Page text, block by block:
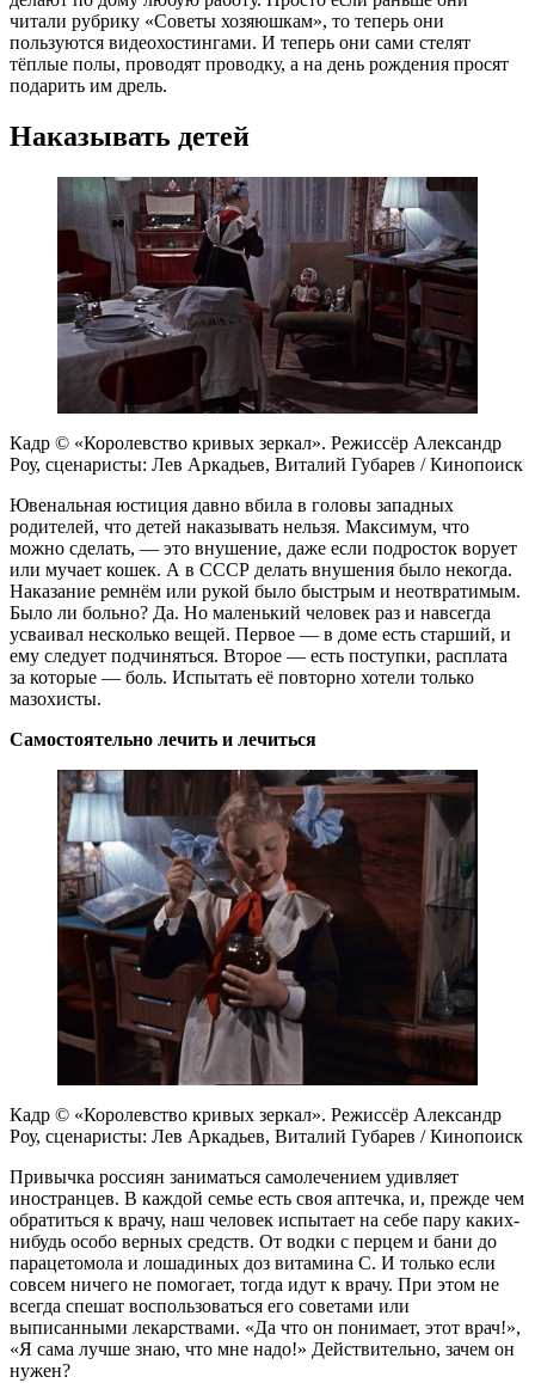
читали рубрику «Советы хозяюшкам», то теперь они
пользуются видеохостингами. И теперь они сами стелят
тёплые полы, проводят проводку, а на день рождения просят
подарить им дрель.
Наказывать детей
Кадр © «Королевство кривых зеркал». Режиссёр Александр
Роу, сценаристы: Лев Аркадьев, Виталий Губарев / Кинопоиск
Ювенальная юстиция давно вбила в головы западных
родителей, что детей наказывать нельзя. Максимум, что
можно сделать, — это внушение, даже если подросток ворует
или мучает кошек. А в СССР делать внушения было некогда.
Наказание ремнём или рукой было быстрым и неотвратимым.
Было ли больно? Да. Но маленький человек раз и навсегда
усваивал несколько вещей. Первое — в доме есть старший, и
ему следует подчиняться. Второе — есть поступки, расплата
за которые — боль. Испытать её повторно хотели только
мазохисты.
Самостоятельно лечить и лечиться
Кадр © «Королевство кривых зеркал». Режиссёр Александр
Роу, сценаристы: Лев Аркадьев, Виталий Губарев / Кинопоиск
Привычка россиян заниматься самолечением удивляет
иностранцев. В каждой семье есть своя аптечка, и, прежде чем
обратиться к врачу, наш человек испытает на себе пару каких-
нибудь особо верных средств. От водки с перцем и бани до
парацетомола и лошадиных доз витамина С. И только если
совсем ничего не помогает, тогда идут к врачу. При этом не
всегда спешат воспользоваться его советами или
выписанными лекарствами. «Да что он понимает, этот врач!»,
«Я сама лучше знаю, что мне надо!» Действительно, зачем он
нужен?